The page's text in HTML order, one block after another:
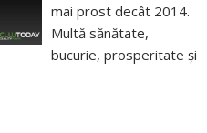
mai prost decât 2014.
Multă sănătate,
bucurie, prosperitate și